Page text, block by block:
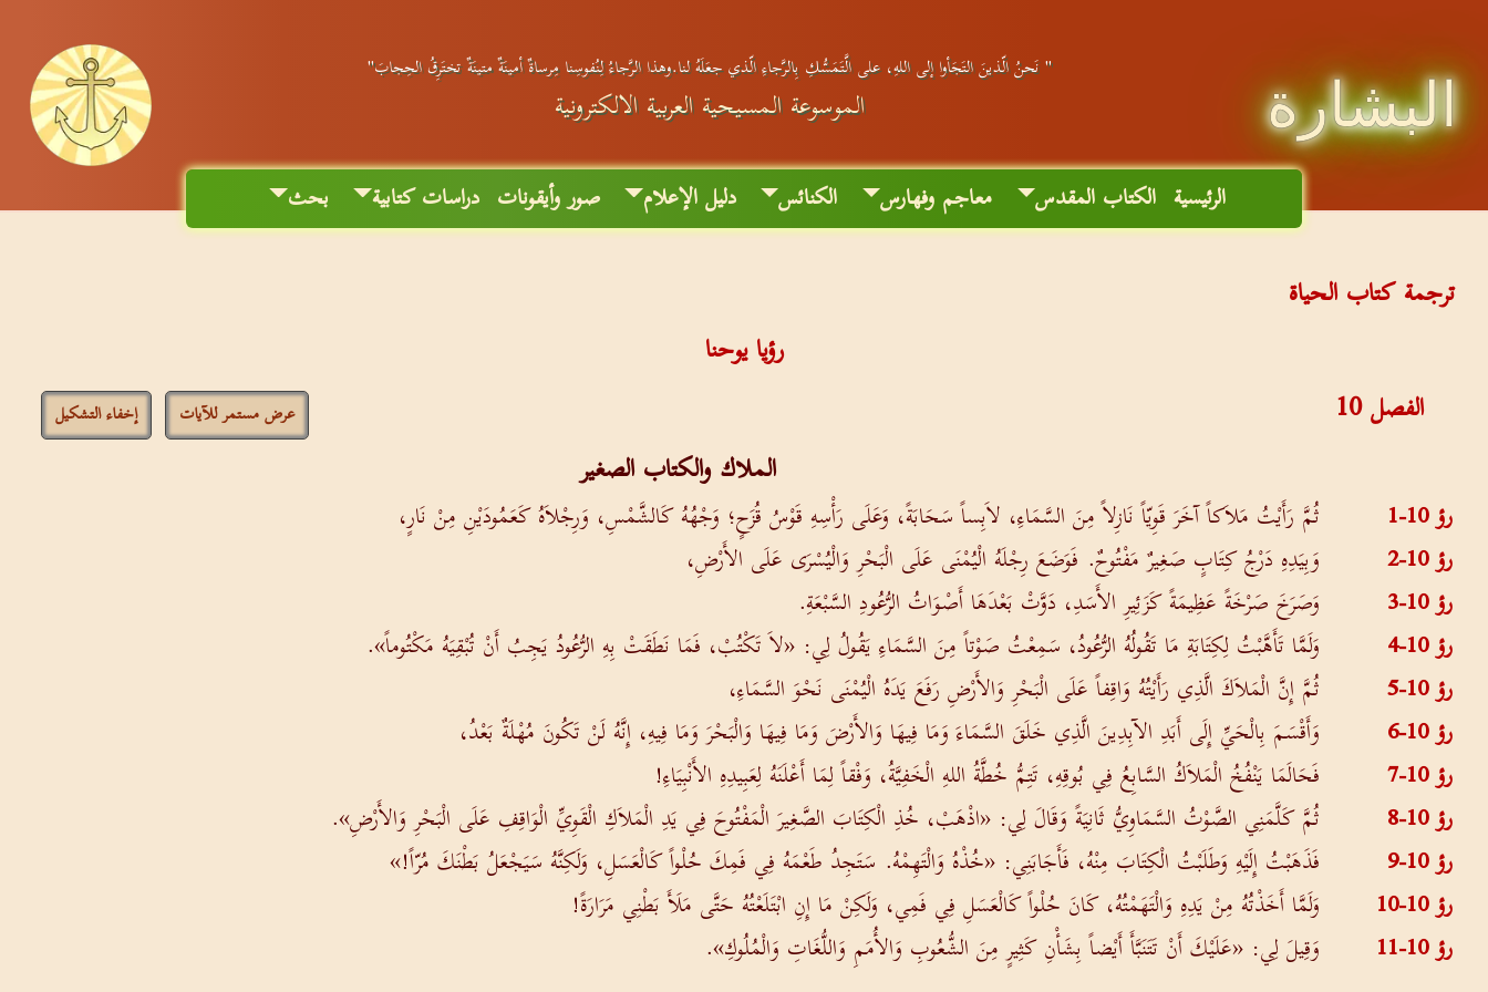
البشارة
" نَحنُ الّذينَ التَجَأوا إلى اللهِ، على الَّتَمَسُّكِ بِالرَّجاءِ الّذي جعَلَهُ لنا.وهذا الرَّجاءُ لِنُفوسِنا مِرساةٌ أمينَةٌ متينَةٌ تختَرِقُ الحِجابَ"
الموسوعة المسيحية العربية الالكترونية
الرئيسية الكتاب المقدس معاجم وفهارس الكنائس دليل الإعلام صور وأيقونات دراسات كتابية بحث
ترجمة كتاب الحياة
رؤيا يوحنا
الفصل10 عرض مستمر للآيات إخفاء التشكيل
الملاك والكتاب الصغير
رؤ 10-1
ثُمَّ رَأَيْتُ مَلاَكاً آخَرَ قَوِيّاً نَازِلاً مِنَ السَّمَاءِ، لاَبِساً سَحَابَةً، وَعَلَى رَأْسِهِ قَوْسُ قُزَحٍ؛ وَجْهُهُ كَالشَّمْسِ، وَرِجْلاَهُ كَعَمُودَيْنِ مِنْ نَارٍ،
رؤ 10-2
وَبِيَدِهِ دَرْجُ كِتَابٍ صَغِيرٌ مَفْتُوحٌ. فَوَضَعَ رِجْلَهُ الْيُمْنَى عَلَى الْبَحْرِ وَالْيُسْرَى عَلَى الأَرْضِ،
رؤ 10-3
وَصَرَخَ صَرْخَةً عَظِيمَةً كَزَئِيرِ الأَسَدِ، دَوَّتْ بَعْدَهَا أَصْوَاتُ الرُّعُودِ السَّبْعَةِ.
رؤ 10-4
وَلَمَّا تَأَهَّبْتُ لِكِتَابَةِ مَا تَقُولُهُ الرُّعُودُ، سَمِعْتُ صَوْتاً مِنَ السَّمَاءِ يَقُولُ لِي: «لاَ تَكْتُبْ، فَمَا نَطَقَتْ بِهِ الرُّعُودُ يَجِبُ أَنْ تُبْقِيَهُ مَكْتُوماً».
رؤ 10-5
ثُمَّ إِنَّ الْمَلاَكَ الَّذِي رَأَيْتُهُ وَاقِفاً عَلَى الْبَحْرِ وَالأَرْضِ رَفَعَ يَدَهُ الْيُمْنَى نَحْوَ السَّمَاءِ،
رؤ 10-6
وَأَقْسَمَ بِالْحَيِّ إِلَى أَبَدِ الآبِدِينَ الَّذِي خَلَقَ السَّمَاءَ وَمَا فِيهَا وَالأَرْضَ وَمَا فِيهَا وَالْبَحْرَ وَمَا فِيهِ، إِنَّهُ لَنْ تَكُونَ مُهْلَةٌ بَعْدُ،
رؤ 10-7
فَحَالَمَا يَنْفُخُ الْمَلاَكُ السَّابِعُ فِي بُوقِهِ، تَتِمُّ خُطَّةُ اللهِ الْخَفِيَّةُ، وَفْقاً لِمَا أَعْلَنَهُ لِعَبِيدِهِ الأَنْبِيَاءِ!
رؤ 10-8
ثُمَّ كَلَّمَنِي الصَّوْتُ السَّمَاوِيُّ ثَانِيَةً وَقَالَ لِي: «اذْهَبْ، خُذِ الْكِتَابَ الصَّغِيرَ الْمَفْتُوحَ فِي يَدِ الْمَلاَكِ الْقَوِيِّ الْوَاقِفِ عَلَى الْبَحْرِ وَالأَرْضِ».
رؤ 10-9
فَذَهَبْتُ إِلَيْهِ وَطَلَبْتُ الْكِتَابَ مِنْهُ، فَأَجَابَنِي: «خُذْهُ وَالْتَهِمْهُ. سَتَجِدُ طَعْمَهُ فِي فَمِكَ حُلْواً كَالْعَسَلِ، وَلَكِنَّهُ سَيَجْعَلُ بَطْنَكَ مُرّاً!»
رؤ 10-10
وَلَمَّا أَخَذْتُهُ مِنْ يَدِهِ وَالْتَهَمْتُهُ، كَانَ حُلْواً كَالْعَسَلِ فِي فَمِي، وَلَكِنْ مَا إِنِ ابْتَلَعْتُهُ حَتَّى مَلَأَ بَطْنِي مَرَارَةً!
رؤ 10-11
وَقِيلَ لِي: «عَلَيْكَ أَنْ تَتَنَبَّأَ أَيْضاً بِشَأْنِ كَثِيرٍ مِنَ الشُّعُوبِ وَالأُمَمِ وَاللُّغَاتِ وَالْمُلُوكِ».